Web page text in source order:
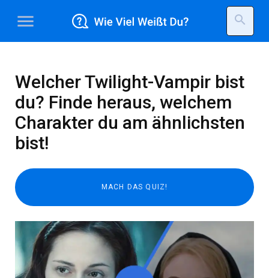
menu search
Welcher Twilight-Vampir bist
du? Finde heraus, welchem
Charakter du am ähnlichsten
bist!